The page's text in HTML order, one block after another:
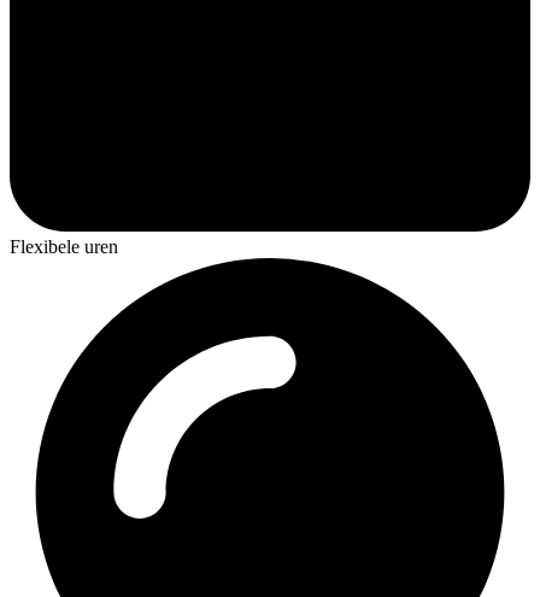
Flexibele uren